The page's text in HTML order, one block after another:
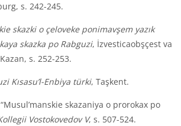
s. 242-245.
skazki o çeloveke ponimavşem yazık
skazka po Rabguzi, İzvesticaobşçest va
s. 252-253.
Kısasu’l-Enbiya türki, Taşkent.
skazaniya o prorokax po
Vostokovedov V, s. 507-524.